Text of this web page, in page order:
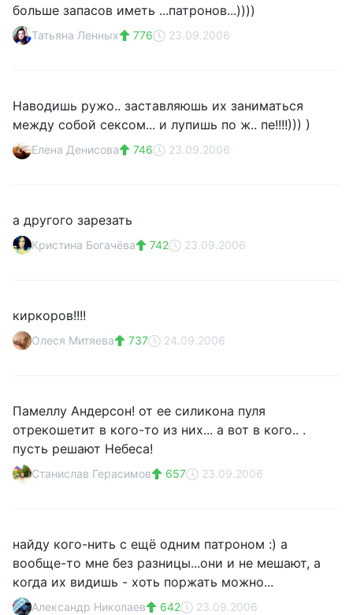
больше запасов иметь ...патронов...))))
Татьяна Ленных 776 23.09.2006
Наводишь ружо.. заставляюшь их заниматься
между собой сексом... и лупишь по ж.. пе!!!!))) )
Елена Денисова 746 23.09.2006
а другого зарезать
Кристина Богачёва 742 23.09.2006
киркоров!!!!
Олеся Митяева 737 24.09.2006
Памеллу Андерсон! от ее силикона пуля
отрекошетит в кого-то из них... а вот в кого.. .
пусть решают Небеса!
Станислав Герасимов 657 23.09.2006
найду кого-нить с ещё одним патроном :) а
вообще-то мне без разницы...они и не мешают, а
когда их видишь - хоть поржать можно...
Александр Николаев 642 23.09.2006